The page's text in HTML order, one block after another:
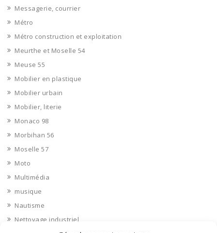
Messagerie, courrier
Métro
Métro construction et exploitation
Meurthe et Moselle 54
Meuse 55
Mobilier en plastique
Mobilier urbain
Mobilier, literie
Monaco 98
Morbihan 56
Moselle 57
Moto
Multimédia
musique
Nautisme
Nettoyage industriel